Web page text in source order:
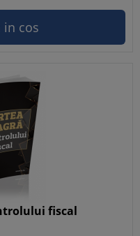
in cos
fiscal